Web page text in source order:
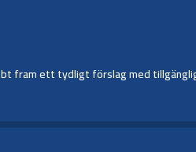
fram ett tydligt förslag med